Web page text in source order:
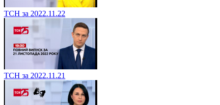
ТСН за 2022.11.22
ТСН за 2022.11.21